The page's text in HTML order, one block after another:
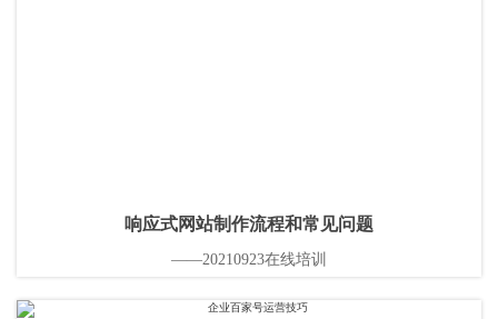
响应式网站制作流程和常见问题
——20210923在线培训